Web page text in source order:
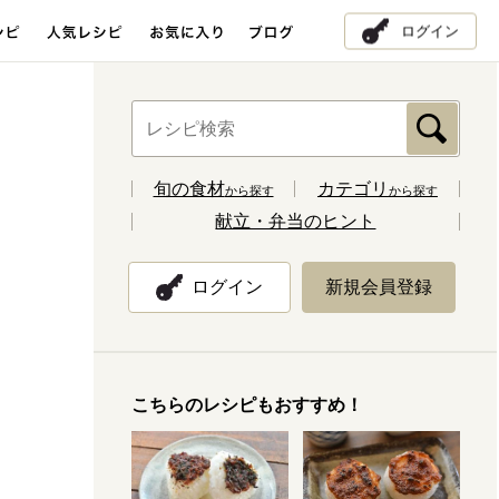
ログイン
旬の食材から探す カテゴリ から探す
献立・弁当のヒント
ログイン 新規会員登録
こちらのレシピもおすすめ！